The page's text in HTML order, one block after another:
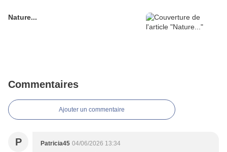
Nature...
Commentaires
Ajouter un commentaire
P Patricia45 04/06/2026 13:34